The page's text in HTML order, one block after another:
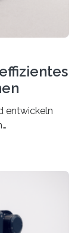
entwickeln
Gehirn. Die